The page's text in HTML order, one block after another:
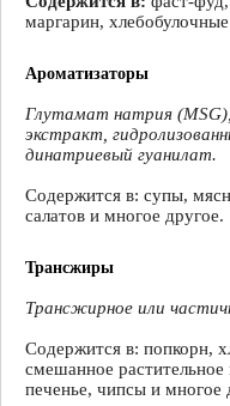
маргарин,
Ароматизаторы
Глутамат натрия
экстракт,
динатриевый гуанилат.
Содержится в: супы,
салатов и многое другое.
Трансжиры
Трансжирное или
Содержится в: попкорн,
смешанное
печенье, чипсы и многое